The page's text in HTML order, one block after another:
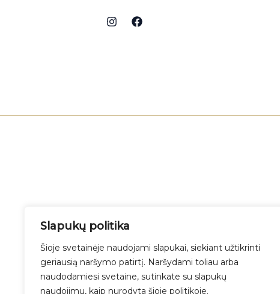
Slapukų politika
Šioje svetainėje naudojami slapukai, siekiant užtikrinti
geriausią naršymo patirtį. Naršydami toliau arba
naudodamiesi svetaine, sutinkate su slapukų
naudojimu, kaip nurodyta šioje politikoje.